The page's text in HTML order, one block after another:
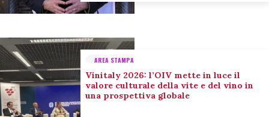
AREA STAMPA
Vinitaly 2026: l’OIV mette in luce il
valore culturale della vite e del vino in
una prospettiva globale